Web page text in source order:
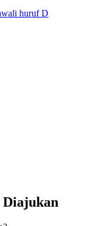
huruf D
Diajukan